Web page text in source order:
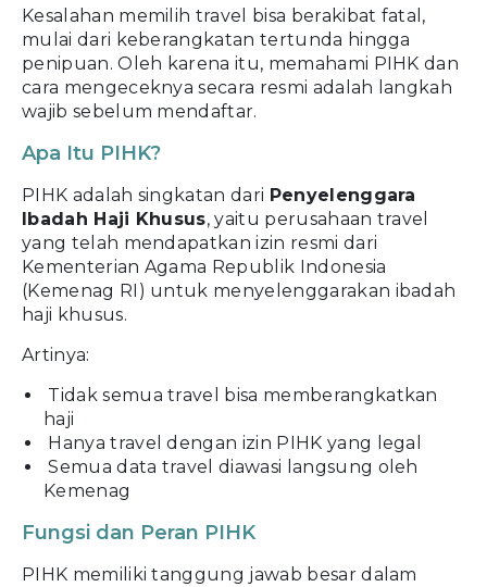
Kesalahan memilih travel bisa berakibat fatal,
mulai dari keberangkatan tertunda hingga
penipuan. Oleh karena itu, memahami PIHK dan
cara mengeceknya secara resmi adalah langkah
wajib sebelum mendaftar.
Apa Itu PIHK?
PIHK adalah singkatan dari Penyelenggara
Ibadah Haji Khusus, yaitu perusahaan travel
yang telah mendapatkan izin resmi dari
Kementerian Agama Republik Indonesia
(Kemenag RI) untuk menyelenggarakan ibadah
haji khusus.
Artinya:
Tidak semua travel bisa memberangkatkan
haji
Hanya travel dengan izin PIHK yang legal
Semua data travel diawasi langsung oleh
Kemenag
Fungsi dan Peran PIHK
PIHK memiliki tanggung jawab besar dalam